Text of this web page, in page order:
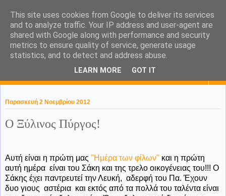
KaPa. Me without you...tea
without a biscuit!
Παρασκευή 2 Νοεμβρίου 2012
Ο Ξύλινος Πύργος!
Αυτή είναι η πρώτη μας "Ημέρα των φίλων" και η πρώτη
αυτή ημέρα είναι του Σάκη και της τρελο οικογένειας του!!! Ο
Σάκης έχει παντρευτεί την Λευκή, αδερφή του Πα. Έχουν
δυο γιους αστέρια και εκτός από τα πολλά του ταλέντα είναι
This site uses cookies from Google to deliver its services
and to analyze traffic. Your IP address and user-agent are
shared with Google along with performance and security
metrics to ensure quality of service, generate usage
statistics, and to detect and address abuse.
LEARN MORE GOT IT